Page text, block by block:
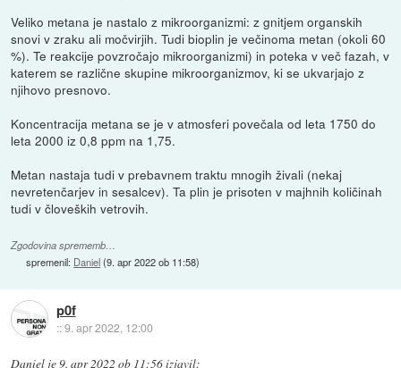
Veliko metana je nastalo z mikroorganizmi: z gnitjem organskih
snovi v zraku ali močvirjih. Tudi bioplin je večinoma metan (okoli 60
%). Te reakcije povzročajo mikroorganizmi) in poteka v več fazah, v
katerem se različne skupine mikroorganizmov, ki se ukvarjajo z
njihovo presnovo.
Koncentracija metana se je v atmosferi povečala od leta 1750 do
leta 2000 iz 0,8 ppm na 1,75.
Metan nastaja tudi v prebavnem traktu mnogih živali (nekaj
nevretenčarjev in sesalcev). Ta plin je prisoten v majhnih količinah
tudi v človeških vetrovih.
Zgodovina sprememb…
spremenil: Daniel(9. apr 2022 ob 11:58)
p0f
::9. apr 2022, 12:00
Daniel je9. apr 2022 ob 11:56izjavil: